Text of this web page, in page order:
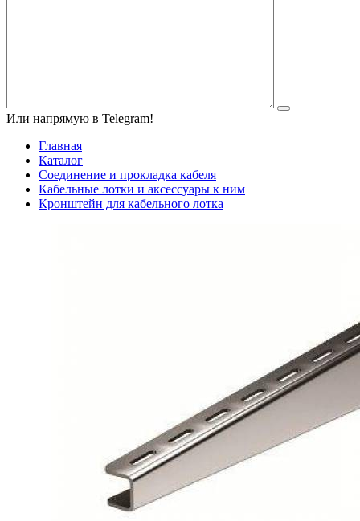
Или напрямую в Telegram!
Главная
Каталог
Соединение и прокладка кабеля
Кабельные лотки и аксессуары к ним
Кронштейн для кабельного лотка